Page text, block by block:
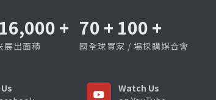
16,000 +
展出面積
70 + 100 +
國全球買家 / 場採購媒合會
Watch Us